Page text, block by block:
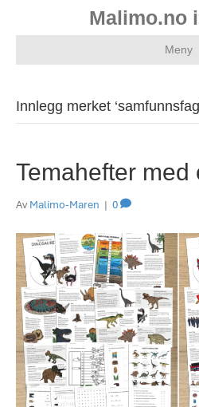
Malimo.no
Meny
Innlegg merket
Temahefter med
Av Malimo-Maren | 0